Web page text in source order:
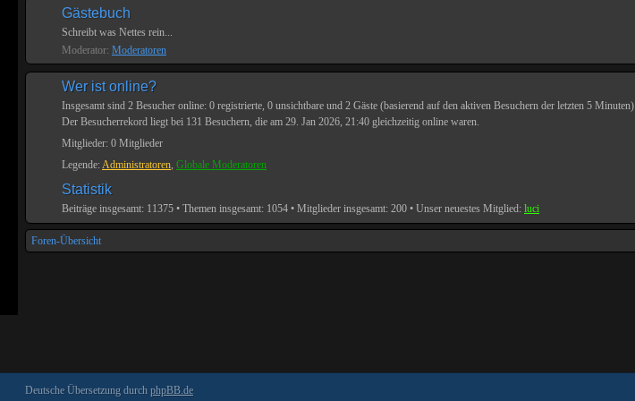
Gästebuch
Schreibt was Nettes rein...
Moderator: Moderatoren
Wer ist online?
Insgesamt sind 2 Besucher online: 0 registrierte, 0 unsichtbare und 2 Gäste (basierend auf den aktiven Besuchern der letzten 5 Minuten)
Der Besucherrekord liegt bei 131 Besuchern, die am 29. Jan 2026, 21:40 gleichzeitig online waren.
Mitglieder: 0 Mitglieder
Legende:Administratoren, Globale Moderatoren
Statistik
Beiträge insgesamt: 11375 • Themen insgesamt: 1054 • Mitglieder insgesamt: 200 • Unser neuestes Mitglied: luci
Foren-Übersicht
Deutsche Übersetzung durch phpBB.de